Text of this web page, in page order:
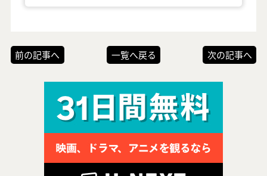
前の記事へ 一覧へ戻る 次の記事へ